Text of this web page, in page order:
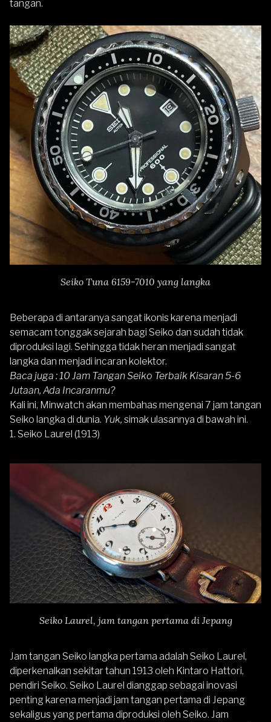
tangan.
Seiko Tuna 6159-7010 yang langka
Beberapa di antaranya sangat ikonis karena menjadi
semacam tonggak sejarah bagi Seiko dan sudah tidak
diproduksi lagi. Sehingga tidak heran menjadi sangat
langka dan menjadi incaran kolektor.
Baca juga :10 Jam Tangan Seiko Terbaik Kisaran 5-6
Jutaan, Ada Incaranmu?
Kali ini, Minwatch akan membahas mengenai 7 jam tangan
Seiko langka di dunia. Yuk, simak ulasannya di bawah ini.
1. Seiko Laurel (1913)
Seiko Laurel, jam tangan pertama di Jepang
Jam tangan Seiko langka pertama adalah Seiko Laurel,
diperkenalkan sekitar tahun 1913 oleh Kintaro Hattori,
pendiri Seiko. Seiko Laurel dianggap sebagai inovasi
penting karena menjadi jam tangan pertama di Jepang
sekaligus yang pertama diproduksi oleh Seiko. Jam